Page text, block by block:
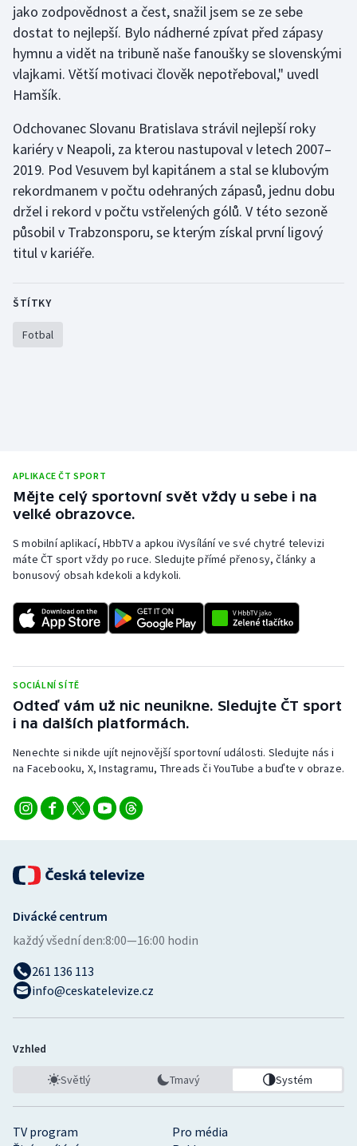
Moderní pětiboj
Motorsport
Olympijské hry
Parasport
Plavání
Plážový volejbal
Ragby
Rychlostní kanoistika
Triatlon
Veslování
Vodní slalom
Ostatní
jako zodpovědnost a čest, snažil jsem se ze sebe
dostat to nejlepší. Bylo nádherné zpívat před zápasy
hymnu a vidět na tribuně naše fanoušky se slovenskými
vlajkami. Větší motivaci člověk nepotřeboval," uvedl
Hamšík.
Odchovanec Slovanu Bratislava strávil nejlepší roky
kariéry v Neapoli, za kterou nastupoval v letech 2007–
2019. Pod Vesuvem byl kapitánem a stal se klubovým
rekordmanem v počtu odehraných zápasů, jednu dobu
držel i rekord v počtu vstřelených gólů. V této sezoně
působil v Trabzonsporu, se kterým získal první ligový
titul v kariéře.
ŠTÍTKY
Fotbal
APLIKACE ČT SPORT
Mějte celý sportovní svět vždy u sebe i na
velké obrazovce.
S mobilní aplikací, HbbTV a apkou iVysílání ve své chytré televizi
máte ČT sport vždy po ruce. Sledujte přímé přenosy, články a
bonusový obsah kdekoli a kdykoli.
SOCIÁLNÍ SÍTĚ
Odteď vám už nic neunikne. Sledujte ČT sport
i na dalších platformách.
Nenechte si nikde ujít nejnovější sportovní události. Sledujte nás i
na Facebooku, X, Instagramu, Threads či YouTube a buďte v obraze.
TV program
Pro média
Divácké centrum
každý všední den:8:00—16:00 hodin
261 136 113
info@ceskatelevize.cz
Vzhled
Světlý Tmavý Systém